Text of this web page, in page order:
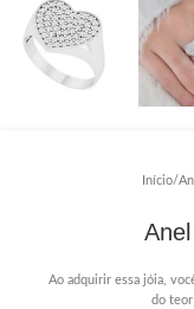
Início/
Ao adquirir essa jóia,
do teor